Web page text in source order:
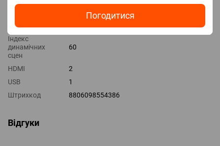
Погодитися
Частота
екрану
Індекс
динамічних
сцен
60
HDMI
2
USB
1
Штрихкод
8806098554386
Відгуки